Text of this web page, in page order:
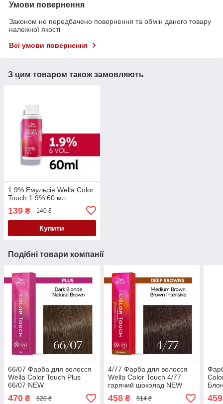
Умови повернення
Законом не передбачено повернення та обмін даного товару
належної якості
Всі умови повернення
З цим товаром також замовляють
1.9% Емульсія Wella Color
Touch 1.9% 60 мл
139 ₴ 140 ₴
Купити
Подібні товари компанії
66/07 Фарба для волосся
Wella Color Touch Plus
66/07 NEW
470 ₴ 520 ₴
4/77 Фарба для волосся
Wella Color Touch 4/77
гарячий шоколад NEW
458₴ 514 ₴ 459